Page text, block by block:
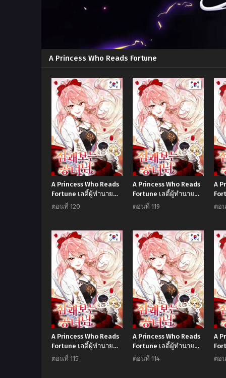
A Princess Who Reads Fortune
Manhwa
A Princess Who Reads
Fortune เลดี้ผู้ทํานาย
โชคชะตา
ตอนที่ 120
Manhwa
A Princess Who Reads
Fortune เลดี้ผู้ทํานาย
โชคชะตา
ตอนที่ 119
A
โช
ตอ
Manhwa
A Princess Who Reads
Fortune เลดี้ผู้ทํานาย
โชคชะตา
ตอนที่ 115
Manhwa
A Princess Who Reads
Fortune เลดี้ผู้ทํานาย
โชคชะตา
ตอนที่ 114
A
โช
ตอ